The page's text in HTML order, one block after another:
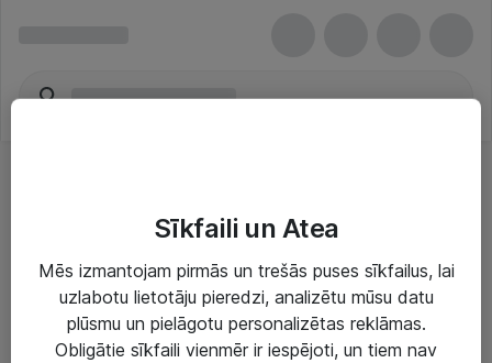
Risinājumi & Pakalpojumi
IT serviss un atbalsts
Sīkfaili un Atea
Mēs izmantojam pirmās un trešās puses sīkfailus, lai
uzlabotu lietotāju pieredzi, analizētu mūsu datu
plūsmu un pielāgotu personalizētas reklāmas.
Obligātie sīkfaili vienmēr ir iespējoti, un tiem nav